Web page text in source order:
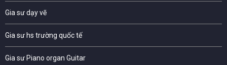
Gia sư dạy vẽ
Gia sư hs trường quốc tế
Gia sư Piano organ Guitar